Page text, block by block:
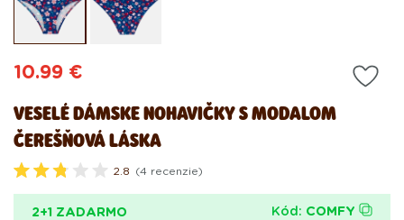
modálnom
okne
VESELÉ DÁMSKE NOHAVIČKY S MODALOM
ČEREŠŇOVÁ LÁSKA
h
2.8 (4 recenzie)
Pôvodná
10.99 €
2+1 ZADARMO Kód: COMFY